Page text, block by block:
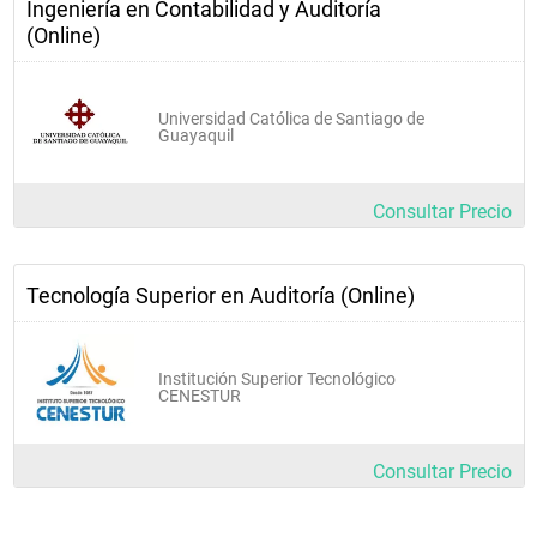
Auditor de Empresas Públicas y Privadas
Contador y auditor independiente
Asesor en Auditorías ambientales
Asesor en Auditorias de Sistemas
Dictar charlas o seminario
Ingeniería en Contabilidad y Auditoría
(Online)
Universidad Católica de Santiago de
Guayaquil
Consultar Precio
Tecnología Superior en Auditoría (Online)
Institución Superior Tecnológico
CENESTUR
Consultar Precio